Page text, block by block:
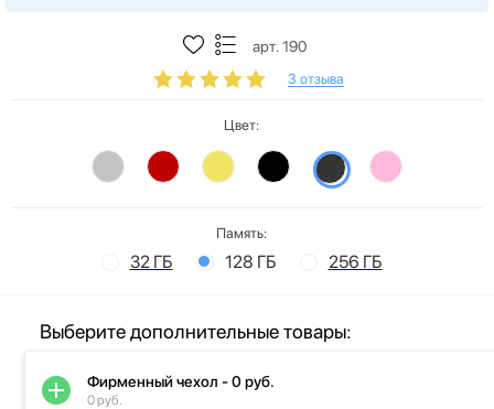
арт. 190
3 отзыва
Цвет:
Память:
32 ГБ 128 ГБ 256 ГБ
Выберите дополнительные товары:
Фирменный чехол - 0 руб.
0 руб.